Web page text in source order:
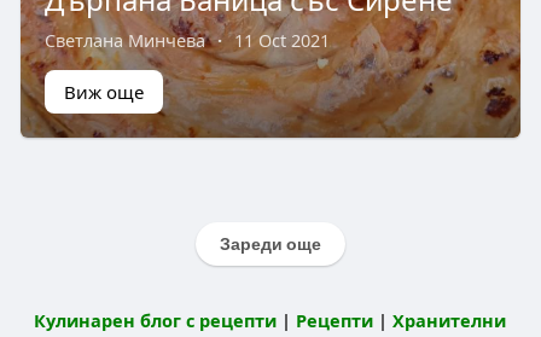
Светлана Минчева · 11 Oct 2021
Виж още
Зареди още
Кулинарен блог с рецепти | Рецепти |Хранителни